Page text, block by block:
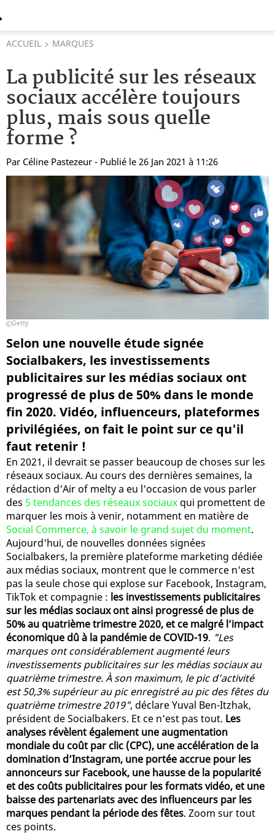
ACCUEIL MARQUES
La publicité sur les réseaux
sociaux accélère toujours
plus, mais sous quelle
forme ?
Par Céline Pastezeur - Publié le 26 Jan 2021 à 11:26
Getty
Selon une nouvelle étude signée
Socialbakers, les investissements
publicitaires sur les médias sociaux ont
progressé de plus de 50% dans le monde
fin 2020. Vidéo, influenceurs, plateformes
privilégiées, on fait le point sur ce qu'il
faut retenir !
En 2021, il devrait se passer beaucoup de choses sur les
réseaux sociaux. Au cours des dernières semaines, la
rédaction d'Air of melty a eu l'occasion de vous parler
des 5 tendances des réseaux sociaux qui promettent de
marquer les mois à venir, notamment en matière de
Social Commerce, à savoir le grand sujet du moment.
Aujourd'hui, de nouvelles données signées
Socialbakers, la première plateforme marketing dédiée
aux médias sociaux, montrent que le commerce n'est
pas la seule chose qui explose sur Facebook, Instagram,
TikTok et compagnie : les investissements publicitaires
sur les médias sociaux ont ainsi progressé de plus de
50% au quatrième trimestre 2020, et ce malgré l’impact
économique dû à la pandémie de COVID-19. "Les
marques ont considérablement augmenté leurs
investissements publicitaires sur les médias sociaux au
quatrième trimestre. À son maximum, le pic d’activité
est 50,3% supérieur au pic enregistré au pic des fêtes du
quatrième trimestre 2019", déclare Yuval Ben-Itzhak,
président de Socialbakers. Et ce n'est pas tout. Les
analyses révèlent également une augmentation
mondiale du coût par clic (CPC), une accélération de la
domination d’Instagram, une portée accrue pour les
annonceurs sur Facebook, une hausse de la popularité
et des coûts publicitaires pour les formats vidéo, et une
baisse des partenariats avec des influenceurs par les
marques pendant la période des fêtes. Zoom sur tout
ces points.